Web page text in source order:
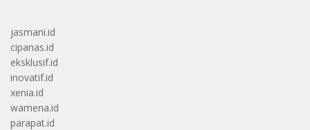
jasmani.id
cipanas.id
eksklusif.id
inovatif.id
xenia.id
wamena.id
parapat.id